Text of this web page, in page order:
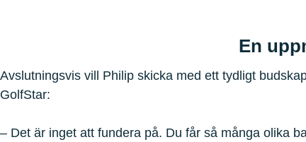
En
Avslutningsvis vill Philip skicka med ett tydligt
GolfStar:
– Det är inget att fundera på. Du får så många olika